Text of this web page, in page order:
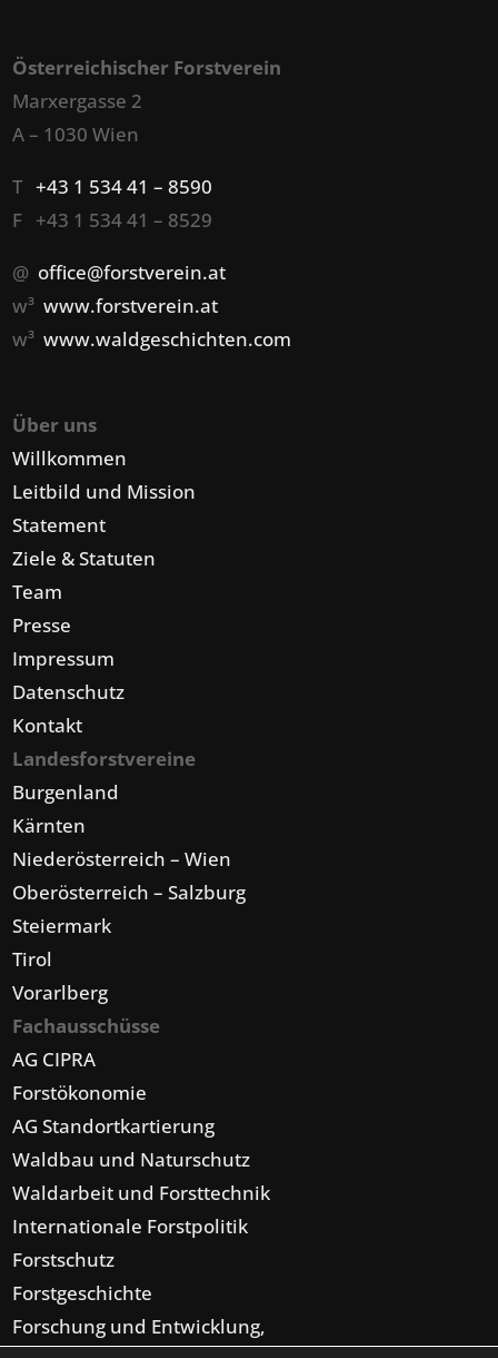
Österreichischer Forstverein
Marxergasse 2
A – 1030 Wien
T+43 1 534 41 – 8590
F +43 1 534 41 – 8529
@ office@forstverein.at
w³www.forstverein.at
w³www.waldgeschichten.com
Über uns
Willkommen
Leitbild und Mission
Statement
Ziele & Statuten
Team
Presse
Impressum
Datenschutz
Kontakt
Landesforstvereine
Burgenland
Kärnten
Niederösterreich – Wien
Oberösterreich – Salzburg
Steiermark
Tirol
Vorarlberg
Fachausschüsse
AG CIPRA
Forstökonomie
AG Standortkartierung
Waldbau und Naturschutz
Waldarbeit und Forsttechnik
Internationale Forstpolitik
Forstschutz
Forstgeschichte
Forschung und Entwicklung,